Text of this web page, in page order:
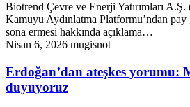
Biotrend Çevre ve Enerji Yatırımları
Kamuyu Aydınlatma Platformu’ndan pay
sona ermesi hakkında açıklama…
Nisan 6, 2026 mugisnot
Erdoğan’dan ateşkes yorumu:
duyuyoruz